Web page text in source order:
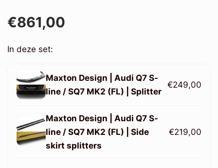
€861,00
In deze set:
Maxton Design | Audi Q7 S-
line / SQ7 MK2 (FL) | Splitter
€249,00
Maxton Design | Audi Q7 S-
line / SQ7 MK2 (FL) | Side
skirt splitters
€219,00